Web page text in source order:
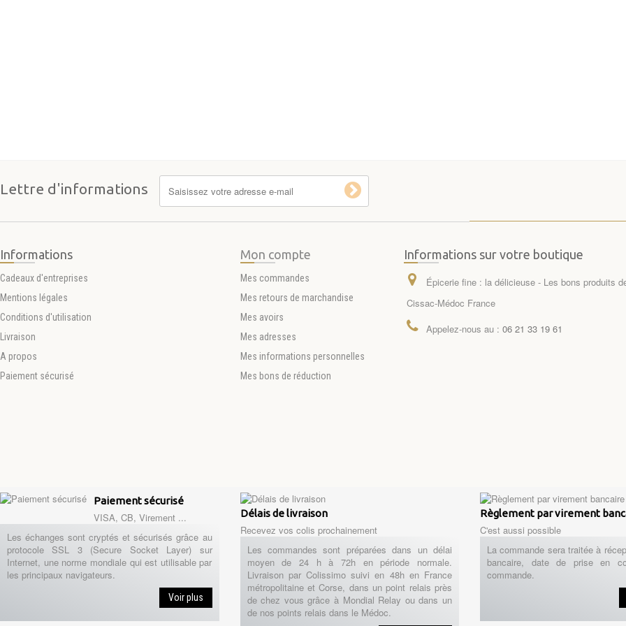
Lettre d'informations
Informations
Cadeaux d'entreprises
Mentions légales
Conditions d'utilisation
Livraison
A propos
Paiement sécurisé
Mon compte
Mes commandes
Mes retours de marchandise
Mes avoirs
Mes adresses
Mes informations personnelles
Mes bons de réduction
Informations sur votre boutique
Épicerie fine : la délicieuse - Les bons produits
Cissac-Médoc France
Appelez-nous au : 06 21 33 19 61
Paiement sécurisé
VISA, CB, Virement ...
Les échanges sont cryptés et sécurisés grâce au
protocole SSL 3 (Secure Socket Layer) sur
Internet, une norme mondiale qui est utilisable par
les principaux navigateurs.
Voir plus
Délais de livraison
Recevez vos colis prochainement
Les commandes sont préparées dans un délai
moyen de 24 h à 72h en période normale.
Livraison par Colissimo suivi en 48h en France
métropolitaine et Corse, dans un point relais près
de chez vous grâce à Mondial Relay ou dans un
de nos points relais dans le Médoc.
Règlement par virement
C'est aussi possible
La commande sera traitée à
bancaire, date de prise en
commande.